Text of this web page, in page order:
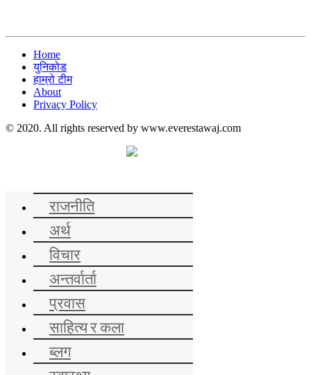
Home
युनिकोड
हाम्रो टीम
About
Privacy Policy
© 2020. All rights reserved by www.everestawaj.com
राजनीति
अर्थ
विचार
अन्तर्वार्ता
प्रवास
साहित्य र कला
ब्लग